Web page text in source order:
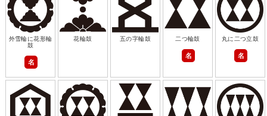
外雪輪に花形輪
鼓
名
花輪鼓 五の字輪鼓 二つ輪鼓
名
丸に二つ立鼓
名